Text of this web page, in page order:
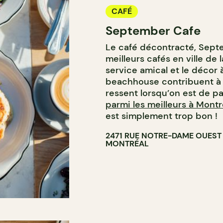
CAFÉ
September Cafe
Le café décontracté,
meilleurs cafés en ville de
service amical et le décor
beachhouse contribuent à
ressent lorsqu’on est de
parmi les meilleurs à
est simplement trop
2471 RUE NOTRE-DAME OUEST
MONTRÉAL